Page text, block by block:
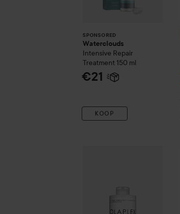
SPONSORED
Waterclouds
Intensive Repair
Treatment 150 ml
€21
KOOP